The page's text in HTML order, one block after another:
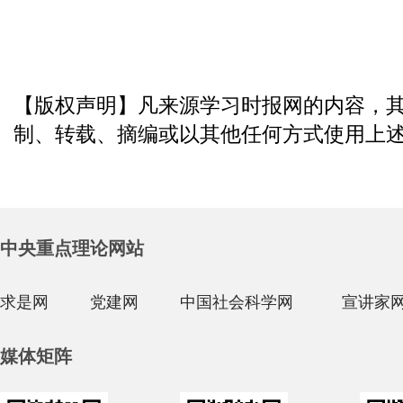
【版权声明】凡来源学习时报网的内容
制、转载、摘编或以其他任何方式使用上
中央重点理论网站
求是网 党建网 中国社会科学网 宣讲家
媒体矩阵